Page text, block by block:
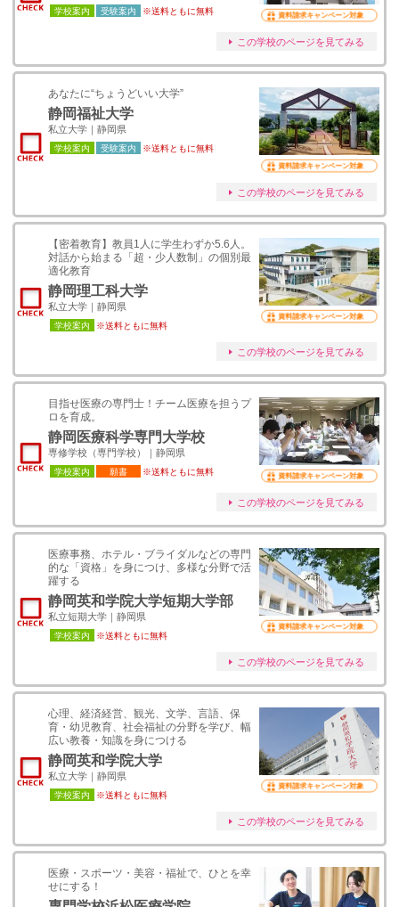
学校案内 受験案内 ※送料ともに無料 資料請求キャンペーン対象
この学校のページを見てみる
あなたに“ちょうどいい大学”
静岡福祉大学
私立大学｜静岡県
学校案内 受験案内 ※送料ともに無料
資料請求キャンペーン対象
この学校のページを見てみる
【密着教育】教員1人に学生わずか5.6人。
対話から始まる「超・少人数制」の個別最
適化教育
静岡理工科大学
私立大学｜静岡県
学校案内 ※送料ともに無料
資料請求キャンペーン対象
この学校のページを見てみる
目指せ医療の専門士！チーム医療を担うプ
ロを育成。
静岡医療科学専門大学校
専修学校（専門学校）｜静岡県
学校案内 願書 ※送料ともに無料 資料請求キャンペーン対象
この学校のページを見てみる
医療事務、ホテル・ブライダルなどの専門
的な「資格」を身につけ、多様な分野で活
躍する
静岡英和学院大学短期大学部
私立短期大学｜静岡県
学校案内 ※送料ともに無料
資料請求キャンペーン対象
この学校のページを見てみる
心理、経済経営、観光、文学、言語、保
育・幼児教育、社会福祉の分野を学び、幅
広い教養・知識を身につける
静岡英和学院大学
私立大学｜静岡県
学校案内 ※送料ともに無料
資料請求キャンペーン対象
この学校のページを見てみる
医療・スポーツ・美容・福祉で、ひとを幸
せにする！